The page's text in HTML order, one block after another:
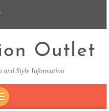
Outlet
and Style Information